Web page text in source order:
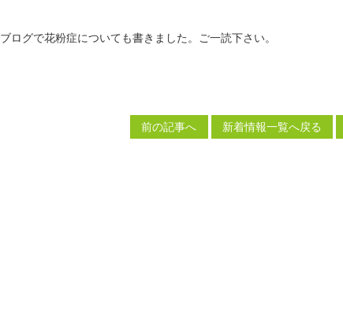
ブログで花粉症についても書きました。ご一読下さい。
前の記事へ 新着情報一覧へ戻る